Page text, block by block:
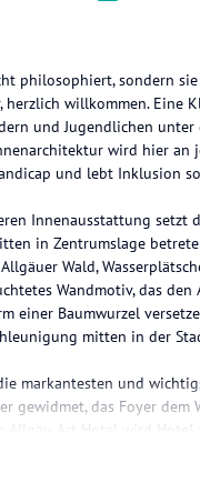
philosophiert, sondern
willkommen. Eine
und Jugendlichen
wird hier an
und lebt Inklusion
Innenausstattung setzt
in Zentrumslage
Wald,
Wandmotiv, das
einer Baumwurzel
mitten in der
markantesten und
gewidmet, das Foyer
Allgäu Art Hotel wird Hotel
„Allgäuer Berge“ und